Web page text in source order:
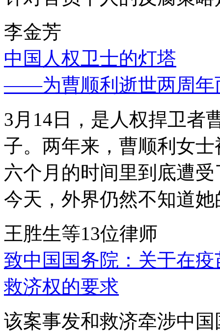
李金芳
中国人权卫士的灯塔
——为曹顺利逝世两周年
3月14日，是人权捍卫者
子。两年来，曹顺利女
六个月的时间里到底遭
今天，外界仍然不知道
王胜生等13位律师
致中国国务院：关于在
救济权的要求
该案事发和救济牵涉中